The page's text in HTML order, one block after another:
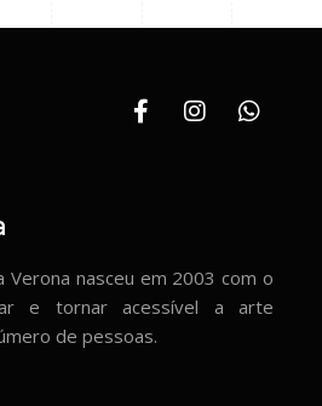
Verona nasceu em 2003 com o
e tornar acessível a arte
de pessoas.